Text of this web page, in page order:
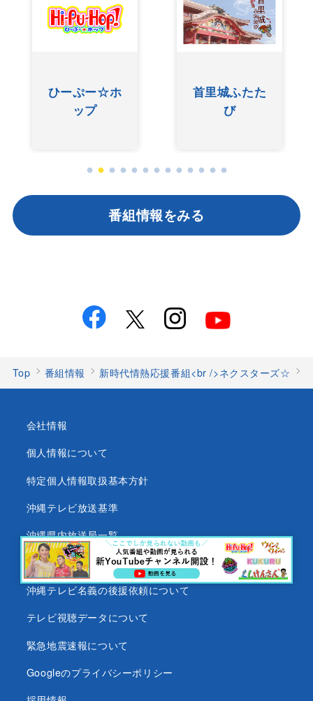
ぐしけんさん
友近ありんく
りんのい～あ
んべぇ
番組情報をみる
Top 番組情報 新時代情熱応援番組<br />ネクスターズ☆
会社情報
個人情報について
特定個人情報取扱基本方針
沖縄テレビ放送基準
沖縄県内放送局一覧
番組審議会
沖縄テレビ名義の後援依頼について
テレビ視聴データについて
緊急地震速報について
Googleのプライバシーポリシー